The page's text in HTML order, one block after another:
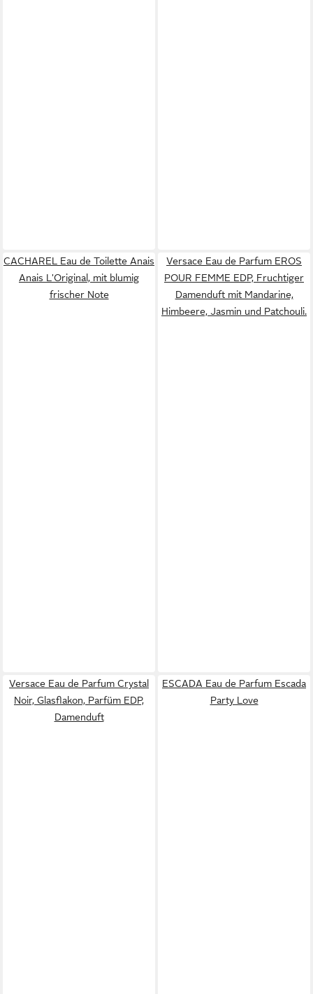
CACHAREL Eau de Toilette Anais
Anais L'Original, mit blumig
frischer Note
Versace Eau de Parfum EROS
POUR FEMME EDP, Fruchtiger
Damenduft mit Mandarine,
Himbeere, Jasmin und Patchouli.
Versace Eau de Parfum Crystal
Noir, Glasflakon, Parfüm EDP,
Damenduft
ESCADA Eau de Parfum Escada
Party Love